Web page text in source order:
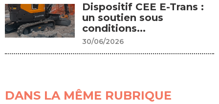
Dispositif CEE E-Trans :
un soutien sous
conditions...
30/06/2026
DANS LA MÊME RUBRIQUE